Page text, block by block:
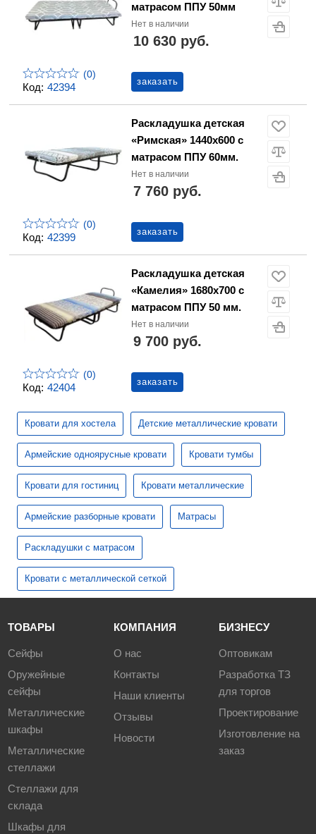
Код: 42394
(0)
матрасом ППУ 50мм
Нет в наличии
10 630 руб.
заказать
Код: 42399
(0)
Раскладушка детская
«Римская» 1440х600 с
матрасом ППУ 60мм.
Нет в наличии
7 760 руб.
заказать
Код: 42404
(0)
Раскладушка детская
«Камелия» 1680х700 с
матрасом ППУ 50 мм.
Нет в наличии
9 700 руб.
заказать
Кровати для хостела Детские металлические кровати
Армейские одноярусные кровати Кровати тумбы
Кровати для гостиниц Кровати металлические
Армейские разборные кровати Матрасы
Раскладушки с матрасом
Кровати с металлической сеткой
ТОВАРЫ
Сейфы
Оружейные
сейфы
Металлические
шкафы
Металлические
стеллажи
Стеллажи для
склада
Шкафы для
КОМПАНИЯ
О нас
Контакты
Наши клиенты
Отзывы
Новости
БИЗНЕСУ
Оптовикам
Разработка ТЗ
для торгов
Проектирование
Изготовление на
заказ